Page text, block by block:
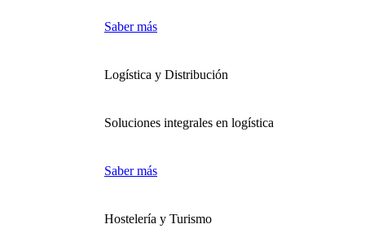
Saber más
Logística y Distribución
Soluciones integrales en logística
Saber más
Hostelería y Turismo